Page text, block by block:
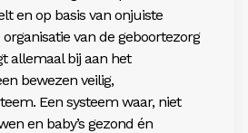
en op basis van onjuiste
van de geboortezorg
allemaal bij aan het
bewezen veilig,
Een systeem waar, niet
en baby’s gezond én